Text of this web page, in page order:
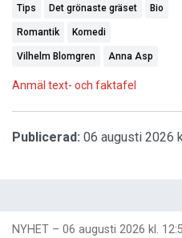
Tips Det grönaste gräset Bio
Romantik Komedi
Vilhelm Blomgren Anna Asp
Anmäl text- och faktafel
Publicerad: 06 augusti 2026
NYHET – 06 augusti 2026 kl.